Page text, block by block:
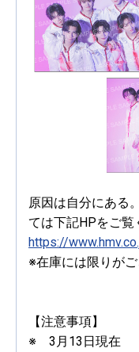
原因は自分にある
ては下記HPをご覧
https://
※在庫には限りがご
【注意事項】
※ 3月13日現在